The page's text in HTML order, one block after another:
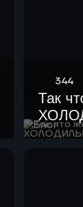
Блог
344
Так